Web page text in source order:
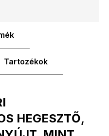
Tartozékok
HEGESZTŐ,